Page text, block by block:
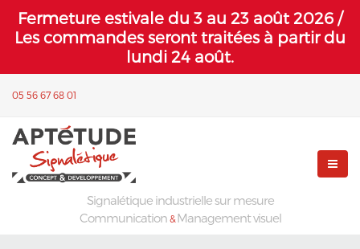
Fermeture estivale du 3 au 23 août 2026 /
Les commandes seront traitées à partir du
lundi 24 août.
05 56 67 68 01
Signalétique industrielle sur mesure
Communication & Management visuel